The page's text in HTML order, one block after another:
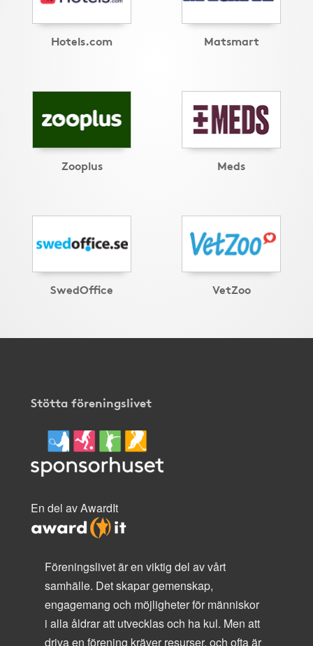
Hotels.com Matsmart
Zooplus Meds
SwedOffice VetZoo
Stötta föreningslivet
En del av AwardIt
Föreningslivet är en viktig del av vårt
samhälle. Det skapar gemenskap,
engagemang och möjligheter för människor
i alla åldrar att utvecklas och ha kul. Men att
driva en förening kräver resurser, och ofta är